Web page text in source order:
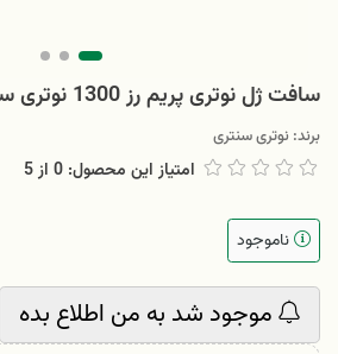
سافت ژل نوتری پریم رز 1300 نوتری سنتری
برند: نوتری سنتری
امتیاز این محصول: 0 از5
ناموجود
موجود شد به من اطلاع بده